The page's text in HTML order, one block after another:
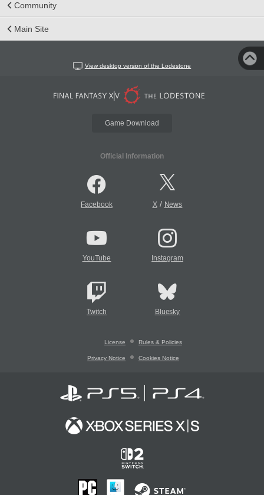
Community
Main Site
View desktop version of the Lodestone
Game Download
Official Information
Facebook X/ News
YouTube Instagram
Twitch Bluesky
License Rules & Policies
Privacy Notice Cookies Notice